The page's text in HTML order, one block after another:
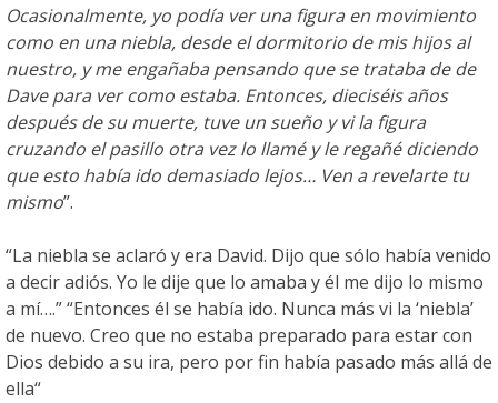
Ocasionalmente, yo podía ver una figura en movimiento
como en una niebla, desde el dormitorio de mis hijos al
nuestro, y me engañaba pensando que se trataba de de
Dave para ver como estaba. Entonces, dieciséis años
después de su muerte, tuve un sueño y vi la figura
cruzando el pasillo otra vez lo llamé y le regañé diciendo
que esto había ido demasiado lejos… Ven a revelarte tu
mismo”.
“La niebla se aclaró y era David. Dijo que sólo había venido
a decir adiós. Yo le dije que lo amaba y él me dijo lo mismo
a mí….” “Entonces él se había ido. Nunca más vi la ‘niebla’
de nuevo. Creo que no estaba preparado para estar con
Dios debido a su ira, pero por fin había pasado más allá de
ella“